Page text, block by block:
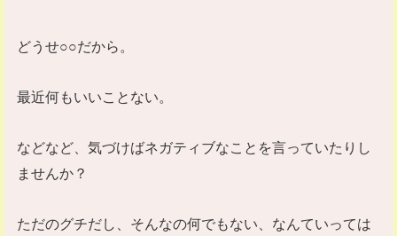
どうせ○○だから。
最近何もいいことない。
などなど、気づけばネガティブなことを言っていたりし
ませんか？
ただのグチだし、そんなの何でもない、なんていっては